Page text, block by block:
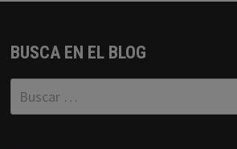
BUSCA EN EL BLOG
Buscar: